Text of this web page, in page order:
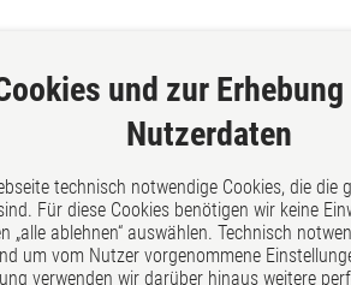
Über uns
georg und
Rechtsanwälte,
und zur
Nutzerdaten
technisch notwendige Cookies, die die
Für diese Cookies benötigen wir keine
„alle ablehnen“ auswählen. Technisch
um vom Nutzer vorgenommene
verwenden wir darüber hinaus weitere